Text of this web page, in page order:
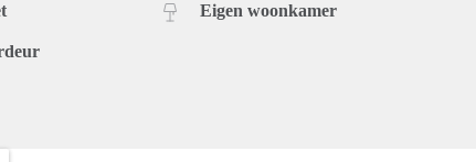
Eigen woonkamer